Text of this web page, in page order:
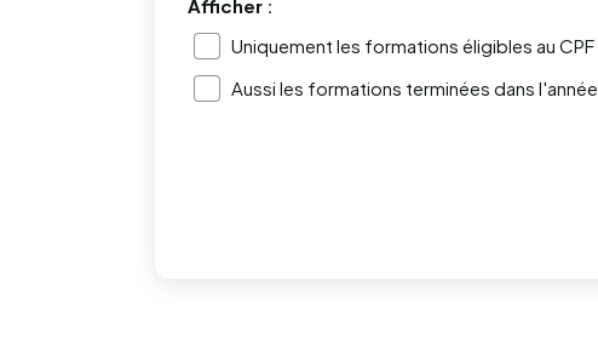
Afficher :
Uniquement les formations éligibles au CPF
Aussi les formations terminées dans l'année